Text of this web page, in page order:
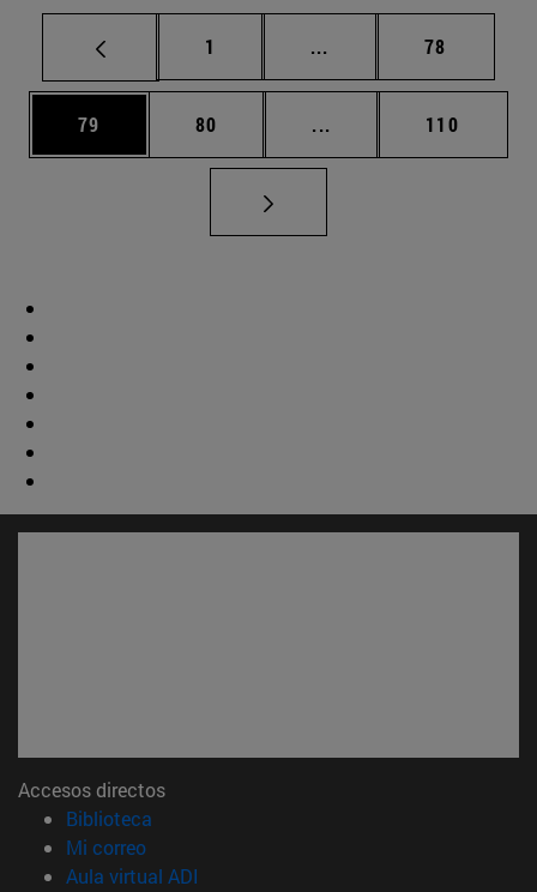
Página
1 ... Páginas intermedias
Página
78
Página
79 Página
80 ... Páginas intermedias
Página
110
Accesos directos
Biblioteca
Mi correo(abre en nueva ventana)
Aula virtual ADI